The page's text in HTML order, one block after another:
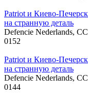
Patriot и Киево-
на странную деталь
Defencie Nederlands,
0152
Patriot и Киево-
на странную деталь
Defencie Nederlands,
0144